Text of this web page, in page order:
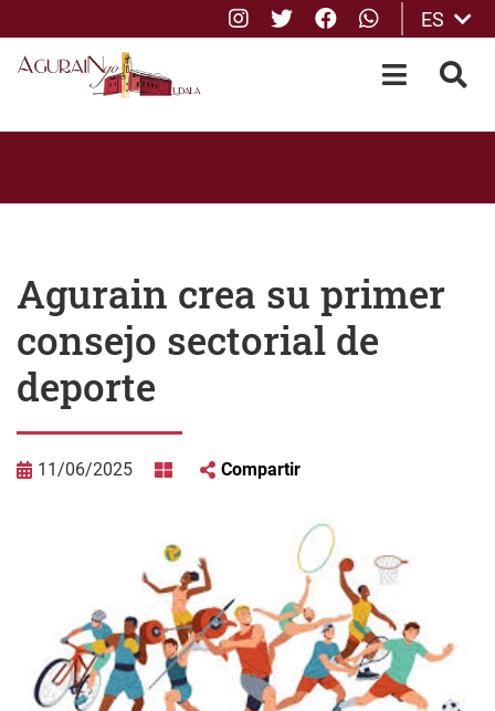
Instagram
TwitterFacebook
whatsApp
ES
OPEN-
Agurain crea su primer
consejo sectorial de
deporte
11/06/2025 Compartir